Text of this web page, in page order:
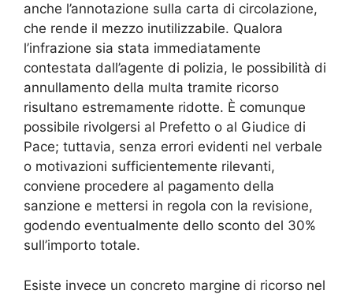
anche l’annotazione sulla carta di circolazione,
che rende il mezzo inutilizzabile. Qualora
l’infrazione sia stata immediatamente
contestata dall’agente di polizia, le possibilità di
annullamento della multa tramite ricorso
risultano estremamente ridotte. È comunque
possibile rivolgersi al Prefetto o al Giudice di
Pace; tuttavia, senza errori evidenti nel verbale
o motivazioni sufficientemente rilevanti,
conviene procedere al pagamento della
sanzione e mettersi in regola con la revisione,
godendo eventualmente dello sconto del 30%
sull’importo totale.
Esiste invece un concreto margine di ricorso nel